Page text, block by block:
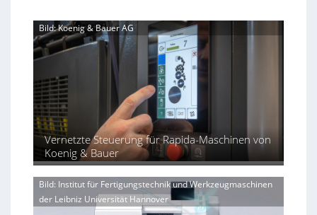
u
s
t
s
i
c
i
u
n
g
e
r
V
o
j
m
a
a
n
i
e
l
l
e
n
g
e
n
r
Bild: Koenig & Bauer AG
Vernetzte Steuerung für Rapida-Maschinen von
Koenig & Bauer
Bild: Institut für Fertigungstechnik und Werkzeugmaschinen
der Leibniz Universität Hannover